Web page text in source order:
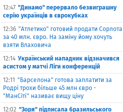
12:47 "Динамо" перервало безвиграшну
серію українців в єврокубках
12:36 "Атлетико" готовий продати Сорлота
за 40 млн. євро. На заміну йому хочуть
взяти Влаховича
12:14 Український нападник відзначився
асистом у матчі Ліги конференцій
12:11 "Барселона" готова заплатити за
Родрі трохи більше 45 млн євро -
"МанСіті" називає вищу ціну
12:02 "Зоря" підписала бразильського